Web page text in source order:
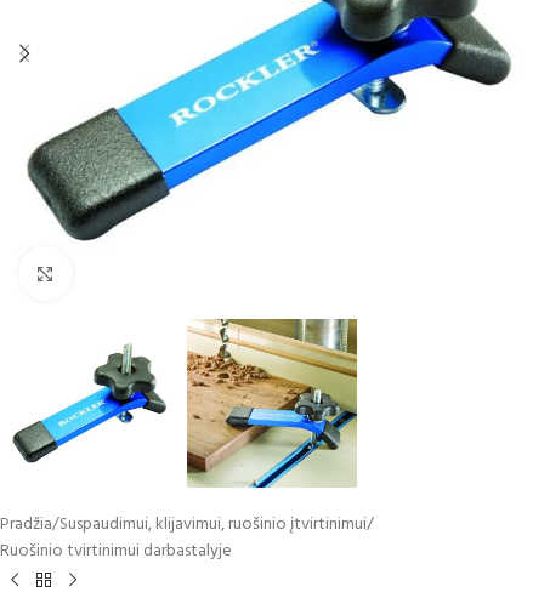
Pradžia/Suspaudimui, klijavimui, ruošinio įtvirtinimui/
Ruošinio tvirtinimui darbastalyje